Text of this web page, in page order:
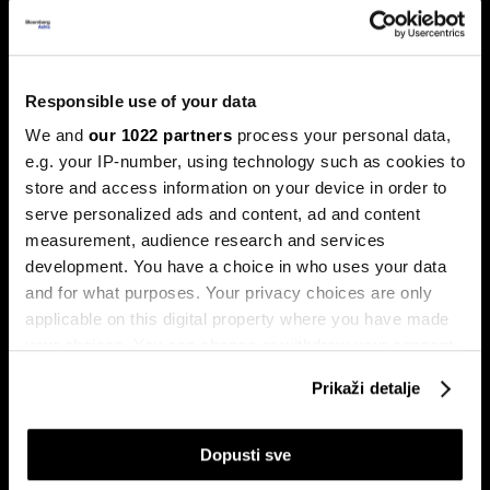
Responsible use of your data
We and our 1022 partners process your personal data,
e.g. your IP-number, using technology such as cookies to
store and access information on your device in order to
serve personalized ads and content, ad and content
measurement, audience research and services
development. You have a choice in who uses your data
and for what purposes. Your privacy choices are only
applicable on this digital property where you have made
If you allow, we would also like to:
Collect information about your geographical
Prikaži detalje
Dopusti sve
Xpeng P7+: Luksuzni kineski
automobil koji priča kao navijen
performansama nadmašuje usporedive Nvidijine proizvode.
potrebno da bude savršeno
nisu pošteđeni otkrića iz